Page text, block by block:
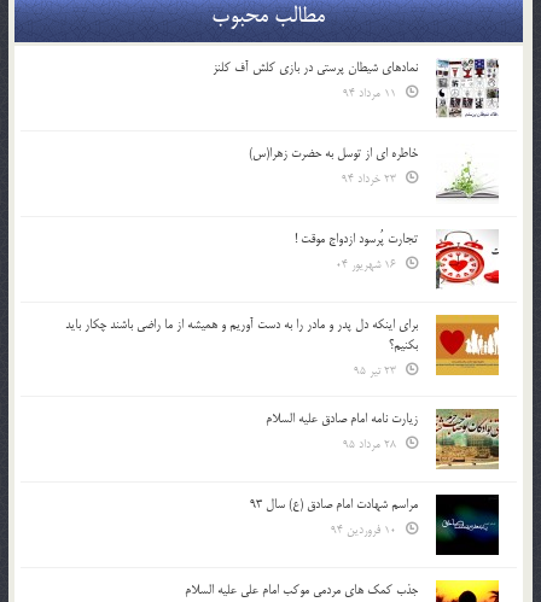
مطالب محبوب
نمادهای شیطان پرستی در بازی کلش آف کلنز
خاطره ای از توسل به حضرت زهرا(س)
تجارت پُرسود ازدواج موقت !
براي اينكه دل پدر و مادر را به دست آوريم و هميشه از ما راضي باشند چكار بايد
بكنيم؟
زیارت نامه امام صادق علیه السلام
مراسم شهادت امام صادق (ع) سال 93
جذب کمک های مردمی موکب امام علی علیه السلام